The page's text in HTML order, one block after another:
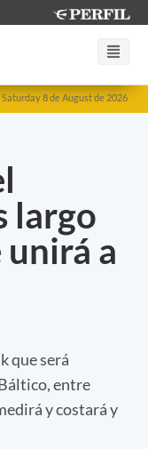
Saturday 8 de August de 2026
largo
a
que será
entre
y costará y